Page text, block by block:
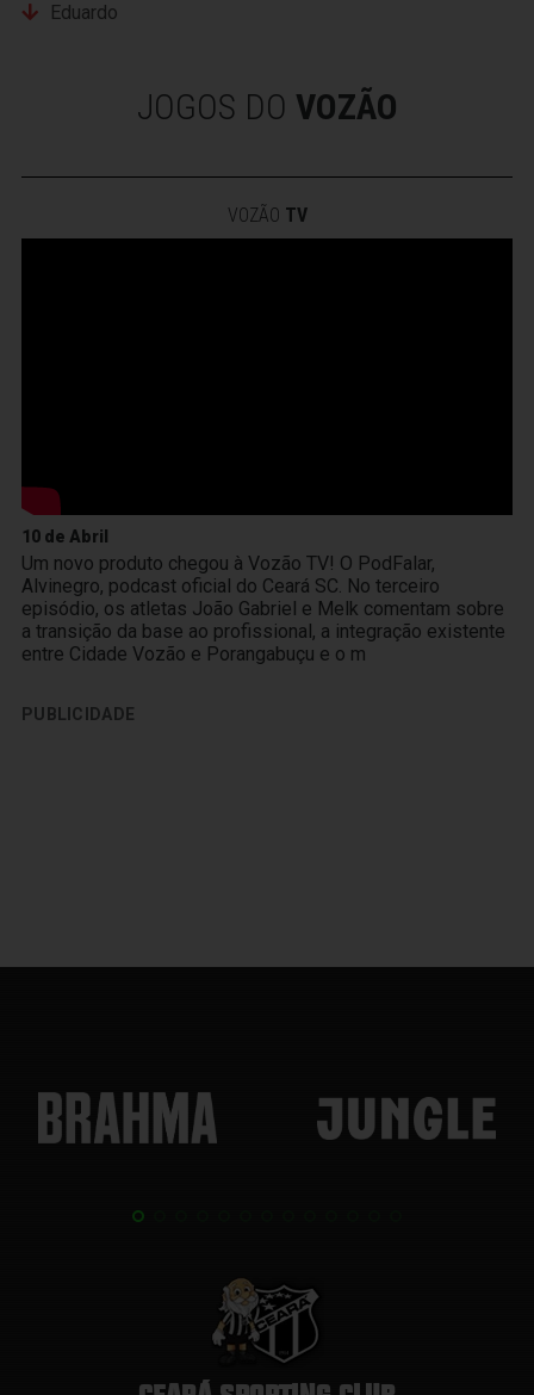
Eduardo
JOGOS DO VOZÃO
VOZÃO TV
10 de Abril
Um novo produto chegou à Vozão TV! O PodFalar,
Alvinegro, podcast oficial do Ceará SC. No terceiro
episódio, os atletas João Gabriel e Melk comentam sobre
a transição da base ao profissional, a integração existente
entre Cidade Vozão e Porangabuçu e o m
PUBLICIDADE